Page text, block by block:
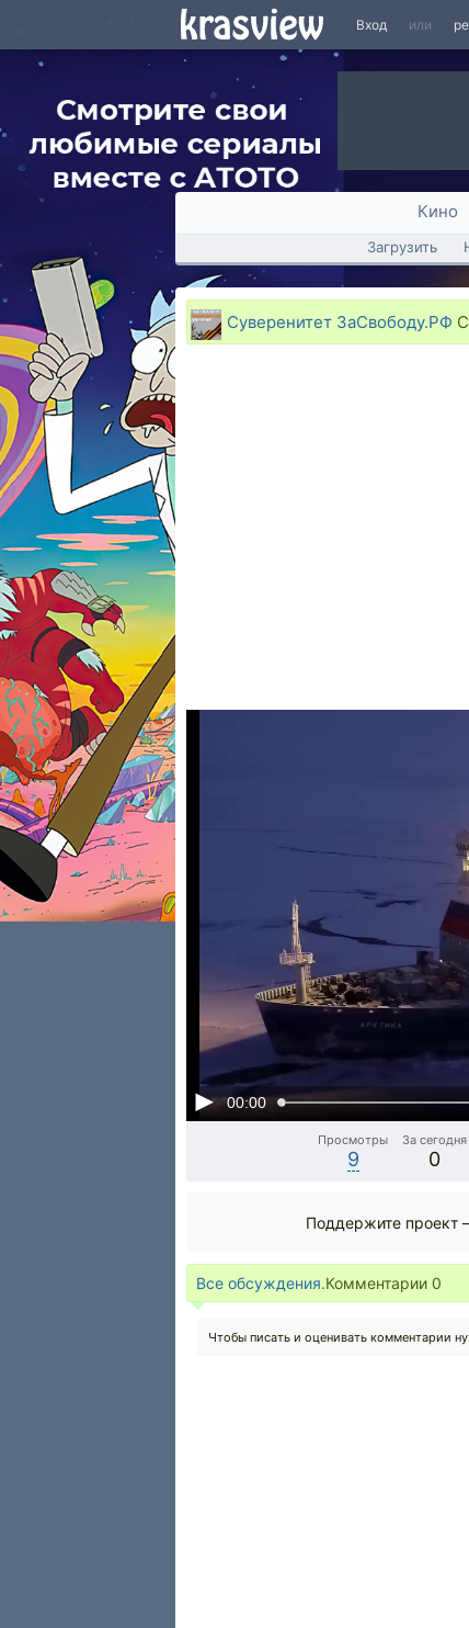
Вход или
Кино
Загрузить
Суверенитет ЗаСвободу.РФ
00:00
Просмотры
9
За сегодня
0
Поддержите проект
Все обсуждения.Комментарии 0
Чтобы писать и оценивать комментарии